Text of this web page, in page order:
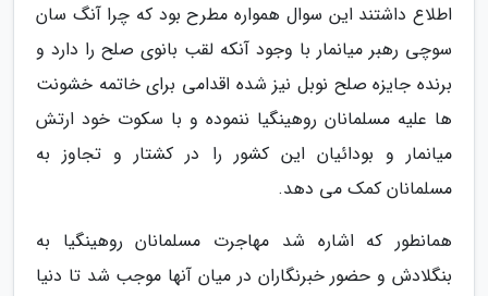
اطلاع داشتند این سوال همواره مطرح بود که چرا آنگ سان
سوچی رهبر میانمار با وجود آنکه لقب بانوی صلح را دارد و
برنده جایزه صلح نوبل نیز شده اقدامی برای خاتمه خشونت
ها علیه مسلمانان روهینگیا ننموده و با سکوت خود ارتش
میانمار و بودائیان این کشور را در کشتار و تجاوز به
مسلمانان کمک می دهد.
همانطور که اشاره شد مهاجرت مسلمانان روهینگیا به
بنگلادش و حضور خبرنگاران در میان آنها موجب شد تا دنیا